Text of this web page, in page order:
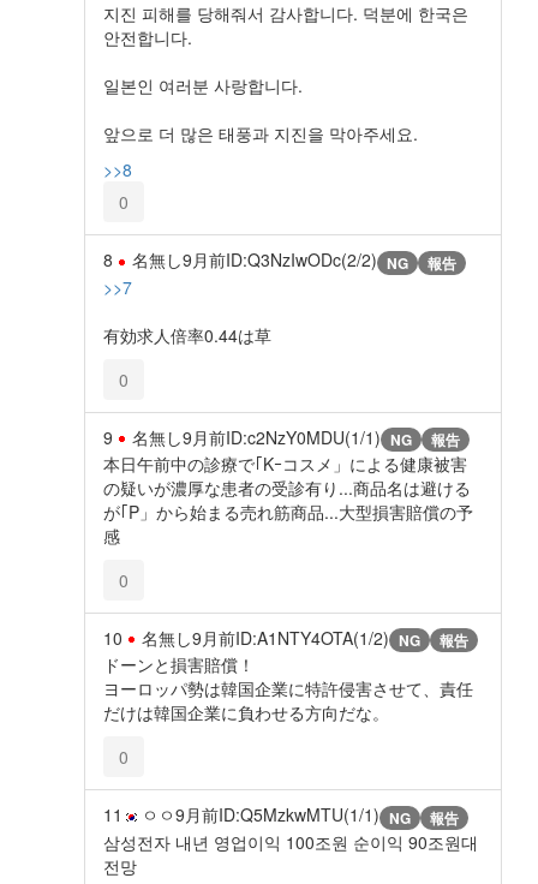
지진 피해를 당해줘서 감사합니다. 덕분에 한국은
안전합니다.
일본인 여러분 사랑합니다.
앞으로 더 많은 태풍과 지진을 막아주세요.
>>8
0
8 名無し9月前ID:Q3NzIwODc(2/2) NG 報告
>>7
有効求人倍率0.44は草
0
9 名無し9月前ID:c2NzY0MDU(1/1) NG 報告
本日午前中の診療で｢Kｰコスメ」による健康被害
の疑いが濃厚な患者の受診有り...商品名は避ける
が｢P」から始まる売れ筋商品...大型損害賠償の予
感
0
10 名無し9月前ID:A1NTY4OTA(1/2) NG 報告
ドーンと損害賠償！
ヨーロッパ勢は韓国企業に特許侵害させて、責任
だけは韓国企業に負わせる方向だな。
0
11 ㅇㅇ9月前ID:Q5MzkwMTU(1/1) NG 報告
삼성전자 내년 영업이익 100조원 순이익 90조원대
전망